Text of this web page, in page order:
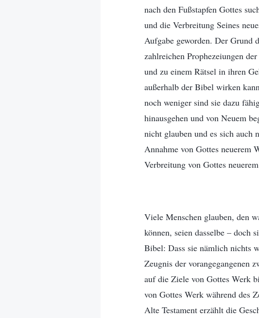
nach den Fußstapfen Gottes
und die Verbreitung Seines
Aufgabe geworden. Der Grund
zahlreichen Prophezeiungen
und zu einem Rätsel in ihren
außerhalb der Bibel wirken
noch weniger sind sie dazu
hinausgehen und von Neuem
nicht glauben und es sich
Annahme von Gottes neuerem
Verbreitung von Gottes
Viele Menschen glauben, den
können, seien dasselbe – doch
Bibel: Dass sie nämlich nichts
Zeugnis der vorangegangenen
auf die Ziele von Gottes Werk
von Gottes Werk während des
Alte Testament erzählt die